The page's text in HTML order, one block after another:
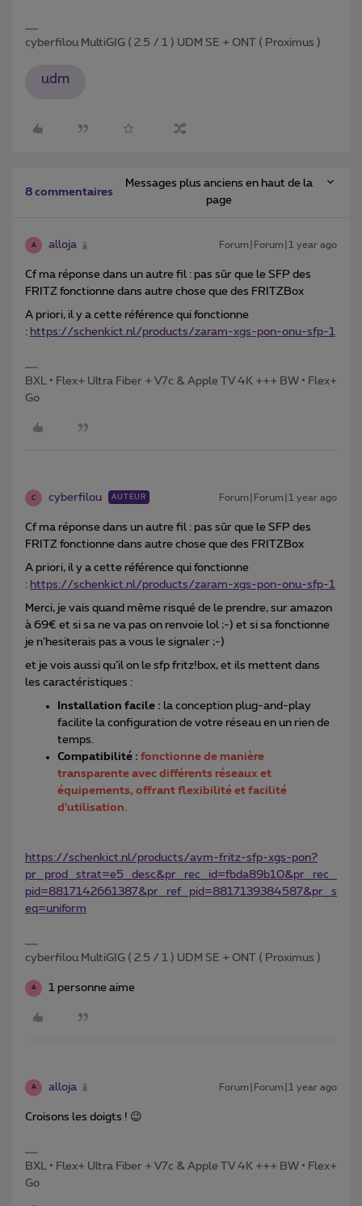
cyberfilou MultiGIG ( 2.5 / 1 ) UDM SE + ONT ( Proximus )
udm
8 commentaires
Messages plus anciens en haut de la
page
A alloja Forum|Forum|1 year ago
Cf ma réponse dans un autre fil : pas sûr que le SFP des
FRITZ fonctionne dans autre chose que des FRITZBox
A priori, il y a cette référence qui fonctionne
: https://schenkict.nl/products/zaram-xgs-pon-onu-sfp-1
BXL • Flex+ Ultra Fiber + V7c & Apple TV 4K +++ BW • Flex+
Go
C cyberfilou AUTEUR Forum|Forum|1 year ago
Cf ma réponse dans un autre fil : pas sûr que le SFP des
FRITZ fonctionne dans autre chose que des FRITZBox
A priori, il y a cette référence qui fonctionne
: https://schenkict.nl/products/zaram-xgs-pon-onu-sfp-1
Merci, je vais quand même risqué de le prendre, sur amazon
à 69€ et si sa ne va pas on renvoie lol ;-) et si sa fonctionne
je n’hesiterais pas a vous le signaler ;-)
et je vois aussi qu’il on le sfp fritz!box, et ils mettent dans
les caractéristiques :
Installation facile : la conception plug-and-play
facilite la configuration de votre réseau en un rien de
temps.
Compatibilité : fonctionne de manière
transparente avec différents réseaux et
équipements, offrant flexibilité et facilité
d'utilisation.
https://schenkict.nl/products/avm-fritz-sfp-xgs-pon?
pr_prod_strat=e5_desc&pr_rec_id=fbda89b10&pr_rec_
pid=8817142661387&pr_ref_pid=8817139384587&pr_s
eq=uniform
cyberfilou MultiGIG ( 2.5 / 1 ) UDM SE + ONT ( Proximus )
A 1 personne aime
A alloja Forum|Forum|1 year ago
Croisons les doigts ! 😉
BXL • Flex+ Ultra Fiber + V7c & Apple TV 4K +++ BW • Flex+
Go